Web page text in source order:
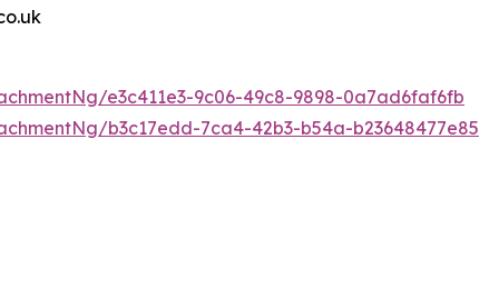
e3c411e3-9c06-49c8-9898-0a7ad6faf6fb
b3c17edd-7ca4-42b3-b54a-b23648477e85